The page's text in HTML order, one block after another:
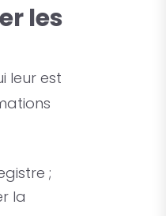
les
leur est
;
la